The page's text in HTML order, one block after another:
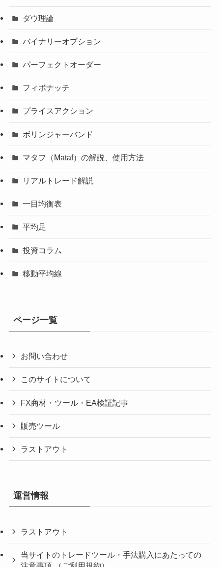
ダウ理論
バイナリーオプション
パーフェクトオーダー
フィボナッチ
プライスアクション
ボリンジャーバンド
マタフ（Mataf）の解説、使用方法
リアルトレード解説
一目均衡表
平均足
投資コラム
移動平均線
ページ一覧
お問い合わせ
このサイトについて
FX商材・ツール・EA検証記事
販売ツール
ラストアウト
運営情報
ラストアウト
当サイトのトレードツール・手法購入にあたっての